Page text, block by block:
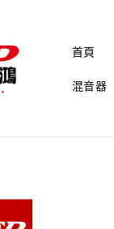
首頁
混音器